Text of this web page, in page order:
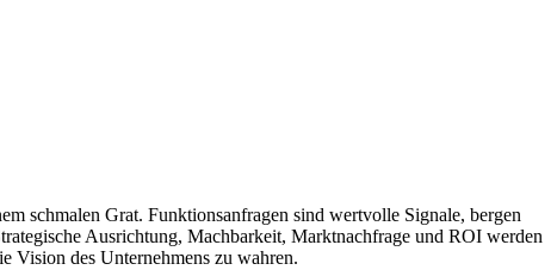
schmalen Grat. Funktionsanfragen sind wertvolle Signale, bergen
Ausrichtung, Machbarkeit, Marktnachfrage und ROI werden
Vision des Unternehmens zu wahren.